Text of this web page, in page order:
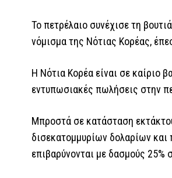
Το πετρέλαιο συνέχισε τη
νόμισμα της Νότιας Κορέας,
Η Νότια Κορέα είναι σε καίριο
εντυπωσιακές πωλήσεις στην
Μπροστά σε κατάσταση
δισεκατομμυρίων δολαρίων και
επιβαρύνονται με δασμούς 25%